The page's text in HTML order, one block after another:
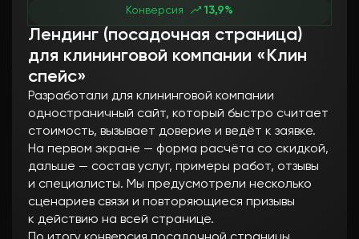
Конверсия 13,9%
Лендинг (посадочная страница)
для клининговой компании «Клин
спейс»
Разработали для клининговой компании
одностраничный сайт, который быстро считает
стоимость, вызывает доверие и ведёт к заявке.
На первом экране — форма расчёта со скидкой,
дальше — состав услуг, примеры работ, отзывы
и специалисты. Мы предусмотрели несколько
сценариев связи и повторяющиеся призывы
к действию на всей странице.